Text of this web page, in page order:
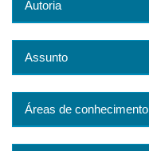
Autoria
Assunto
Áreas de conhecimento